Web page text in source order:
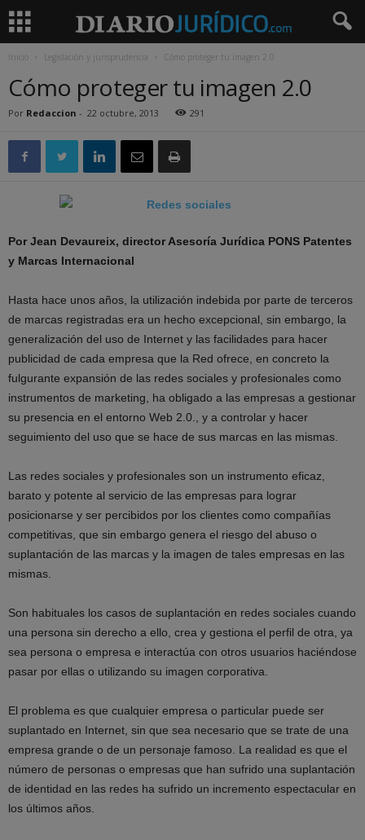
Inicio Legislación y jurisprudencia Cómo proteger tu imagen 2.0
Cómo proteger tu imagen 2.0
Por Redaccion - 22 octubre, 2013 291
Por Jean Devaureix, director Asesoría Jurídica PONS Patentes
y Marcas Internacional
Hasta hace unos años, la utilización indebida por parte de terceros
de marcas registradas era un hecho excepcional, sin embargo, la
generalización del uso de Internet y las facilidades para hacer
publicidad de cada empresa que la Red ofrece, en concreto la
fulgurante expansión de las redes sociales y profesionales como
instrumentos de marketing, ha obligado a las empresas a gestionar
su presencia en el entorno Web 2.0., y a controlar y hacer
seguimiento del uso que se hace de sus marcas en las mismas.
Las redes sociales y profesionales son un instrumento eficaz,
barato y potente al servicio de las empresas para lograr
posicionarse y ser percibidos por los clientes como compañías
competitivas, que sin embargo genera el riesgo del abuso o
suplantación de las marcas y la imagen de tales empresas en las
mismas.
Son habituales los casos de suplantación en redes sociales cuando
una persona sin derecho a ello, crea y gestiona el perfil de otra, ya
sea persona o empresa e interactúa con otros usuarios haciéndose
pasar por ellas o utilizando su imagen corporativa.
El problema es que cualquier empresa o particular puede ser
suplantado en Internet, sin que sea necesario que se trate de una
empresa grande o de un personaje famoso. La realidad es que el
número de personas o empresas que han sufrido una suplantación
de identidad en las redes ha sufrido un incremento espectacular en
los últimos años.